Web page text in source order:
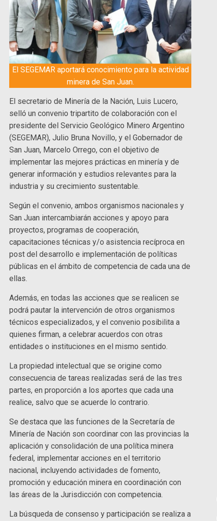
El SEGEMAR aportará conocimiento para la actividad
minera de San Juan.
El secretario de Minería de la Nación, Luis Lucero,
selló un convenio tripartito de colaboración con el
presidente del Servicio Geológico Minero Argentino
(SEGEMAR), Julio Bruna Novillo, y el Gobernador de
San Juan, Marcelo Orrego, con el objetivo de
implementar las mejores prácticas en minería y de
generar información y estudios relevantes para la
industria y su crecimiento sustentable.
Según el convenio, ambos organismos nacionales y
San Juan intercambiarán acciones y apoyo para
proyectos, programas de cooperación,
capacitaciones técnicas y/o asistencia recíproca en
post del desarrollo e implementación de políticas
públicas en el ámbito de competencia de cada una de
ellas.
Además, en todas las acciones que se realicen se
podrá pautar la intervención de otros organismos
técnicos especializados, y el convenio posibilita a
quienes firman, a celebrar acuerdos con otras
entidades o instituciones en el mismo sentido.
La propiedad intelectual que se origine como
consecuencia de tareas realizadas será de las tres
partes, en proporción a los aportes que cada una
realice, salvo que se acuerde lo contrario.
Se destaca que las funciones de la Secretaría de
Minería de Nación son coordinar con las provincias la
aplicación y consolidación de una política minera
federal, implementar acciones en el territorio
nacional, incluyendo actividades de fomento,
promoción y educación minera en coordinación con
las áreas de la Jurisdicción con competencia.
La búsqueda de consenso y participación se realiza a